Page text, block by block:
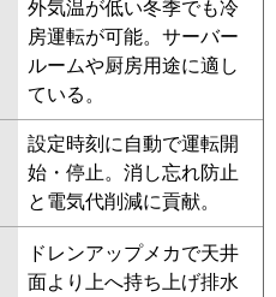
外気温が低い冬季でも冷
房運転が可能。サーバー
ルームや厨房用途に適し
ている。
設定時刻に自動で運転開
始・停止。消し忘れ防止
と電気代削減に貢献。
ドレンアップメカで天井
面より上へ持ち上げ排水